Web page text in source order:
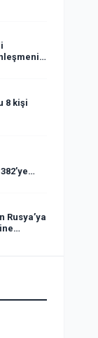
ilişkin
8 kişi
Rusya’ya